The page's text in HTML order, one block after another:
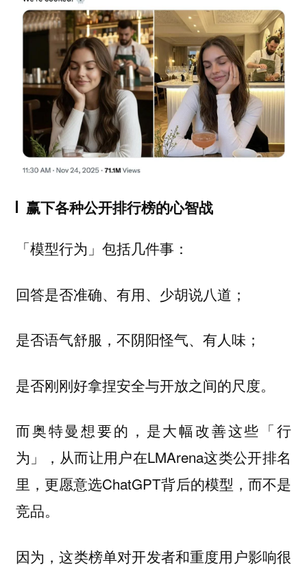
赢下各种公开排行榜的心智战
「模型行为」包括几件事：
回答是否准确、有用、少胡说八道 ；
是否语气舒服，不阴阳怪气、有人味 ；
是否刚刚好拿捏安全与开放之间的尺度。
而奥特曼想要的，是大幅改善这些「行
为」，从而让用户在LMArena这类公开排名
里，更愿意选ChatGPT背后的模型，而不是
竞品。
因为，这类榜单对开发者和重度用户影响很